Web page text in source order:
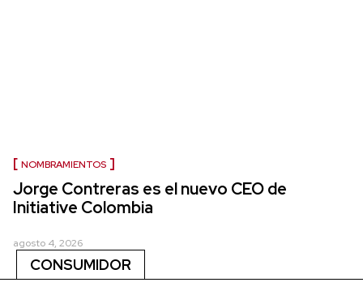
NOMBRAMIENTOS
Jorge Contreras es el nuevo CEO de
Initiative Colombia
agosto 4, 2026
CONSUMIDOR